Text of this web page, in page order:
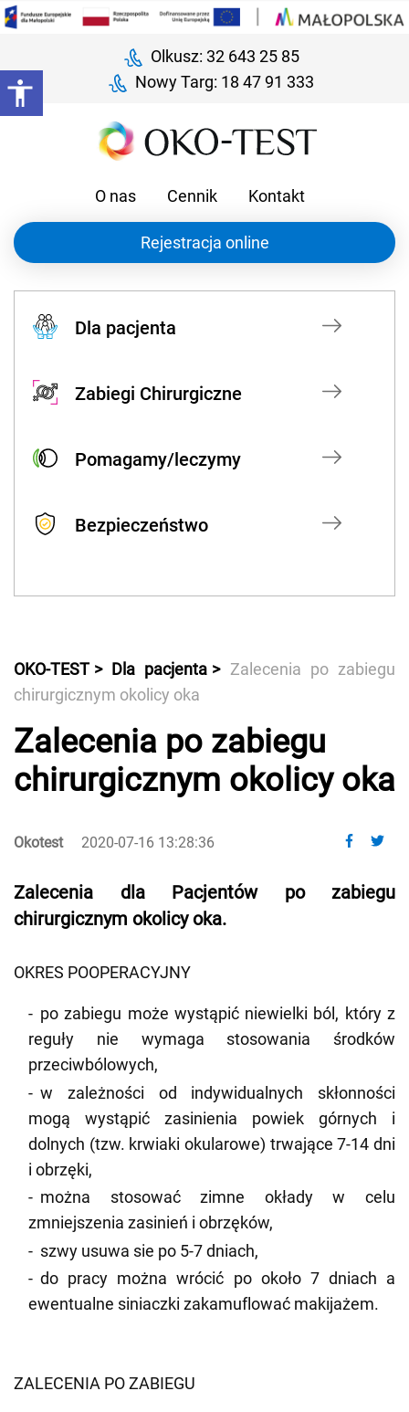
Olkusz: 32 643 25 85
Nowy Targ: 18 47 91 333
O nas Cennik Kontakt
Rejestracja online
Dla pacjenta
Zabiegi Chirurgiczne
Pomagamy/leczymy
Bezpieczeństwo
OKO-TEST Dla pacjenta
Zalecenia po zabiegu
chirurgicznym okolicy oka
Zalecenia po zabiegu
chirurgicznym okolicy oka
Okotest 2020-07-16 13:28:36
Zalecenia dla Pacjentów po zabiegu
chirurgicznym okolicy oka.
OKRES POOPERACYJNY
po zabiegu może wystąpić niewielki ból, który z
reguły nie wymaga stosowania środków
przeciwbólowych,
w zależności od indywidualnych skłonności
mogą wystąpić zasinienia powiek górnych i
dolnych (tzw. krwiaki okularowe) trwające 7-14 dni
i obrzęki,
można stosować zimne okłady w celu
zmniejszenia zasinień i obrzęków,
szwy usuwa sie po 5-7 dniach,
do pracy można wrócić po około 7 dniach a
ewentualne siniaczki zakamuflować makijażem.
ZALECENIA PO ZABIEGU